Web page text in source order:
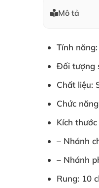
Mô tả
Tính
Đối tượng
Chất liệu:
Chức
Kích
– Nhánh
– Nhánh
Rung: 10